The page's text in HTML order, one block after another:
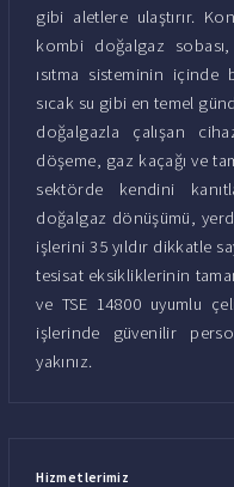
gibi aletlere ulaştırır.
kombi doğalgaz
ısıtma sisteminin içinde
sıcak su gibi en temel
doğalgazla çalışan
döşeme, gaz kaçağı ve
sektörde kendini
doğalgaz dönüşümü,
işlerini 35 yıldır dikkatle
tesisat eksikliklerinin
ve TSE 14800 uyumlu
işlerinde güvenilir
yakınız.
Hizmetlerimiz